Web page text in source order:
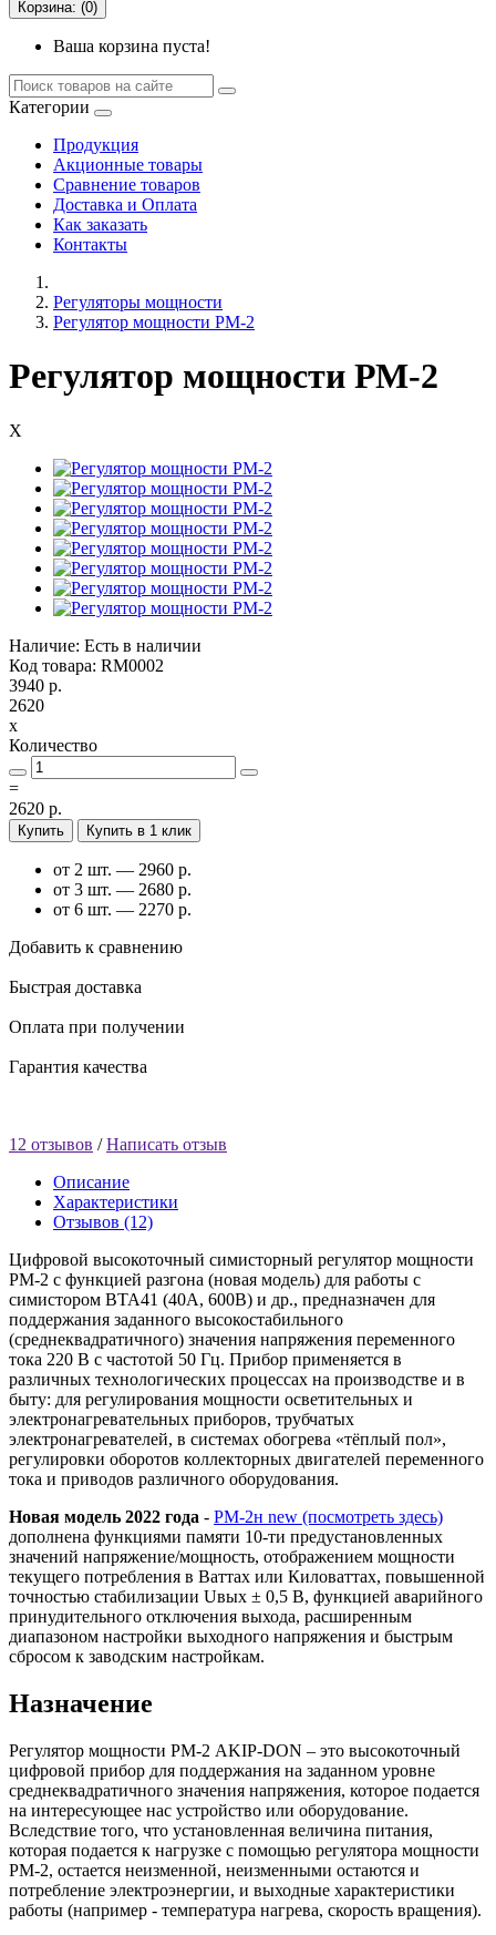
Корзина: (0)
Ваша корзина пуста!
Категории
Продукция
Акционные товары
Сравнение товаров
Доставка и Оплата
Как заказать
Контакты
Регуляторы мощности
Регулятор мощности РМ-2
Регулятор мощности РМ-2
X
Наличие: Есть в наличии
Код товара: RM0002
3940 р.
2620
x
Количество
=
2620 р.
Купить Купить в 1 клик
от 2 шт. — 2960 р.
от 3 шт. — 2680 р.
от 6 шт. — 2270 р.
Добавить к сравнению
Быстрая доставка
Оплата при получении
Гарантия качества
12 отзывов /Написать отзыв
Описание
Характеристики
Отзывов (12)
Цифровой высокоточный симисторный регулятор мощности
РМ-2 с функцией разгона (новая модель) для работы с
симистором ВТА41 (40А, 600В) и др., предназначен для
поддержания заданного высокостабильного
(среднеквадратичного) значения напряжения переменного
тока 220 В с частотой 50 Гц. Прибор применяется в
различных технологических процессах на производстве и в
быту: для регулирования мощности осветительных и
электронагревательных приборов, трубчатых
электронагревателей, в системах обогрева «тёплый пол»,
регулировки оборотов коллекторных двигателей переменного
тока и приводов различного оборудования.
Новая модель 2022 года - РМ-2н new (посмотреть здесь)
дополнена функциями памяти 10-ти предустановленных
значений напряжение/мощность, отображением мощности
текущего потребления в Ваттах или Киловаттах, повышенной
точностью стабилизации Uвых ± 0,5 В, функцией аварийного
принудительного отключения выхода, расширенным
диапазоном настройки выходного напряжения и быстрым
сбросом к заводским настройкам.
Назначение
Регулятор мощности РМ-2 AKIP-DON – это высокоточный
цифровой прибор для поддержания на заданном уровне
среднеквадратичного значения напряжения, которое подается
на интересующее нас устройство или оборудование.
Вследствие того, что установленная величина питания,
которая подается к нагрузке с помощью регулятора мощности
РМ-2, остается неизменной, неизменными остаются и
потребление электроэнергии, и выходные характеристики
работы (например - температура нагрева, скорость вращения).